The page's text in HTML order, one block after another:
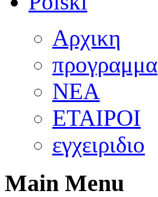
Αρχικη
προγραμμα
ΝEA
ΕΤΑΙΡΟΙ
εγχειριδιο
Main Menu